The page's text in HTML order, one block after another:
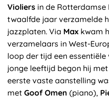
Violiers in de
twaalfde jaar verzamelde
jazzplaten. Via Max kwam
verzamelaars in West-
loop der tijd een
jonge leeftijd begon hij
eerste vaste aanstelling
met Goof Omen (piano),